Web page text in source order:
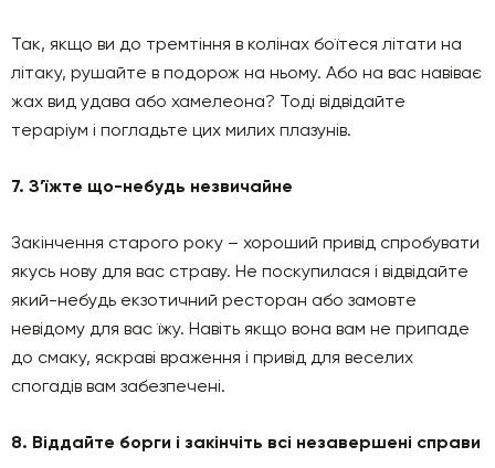
Так, якщо ви до тремтіння в колінах боїтеся літати на
літаку, рушайте в подорож на ньому. Або на вас навіває
жax вид удава або хамелеона? Тоді відвідайте
тераріум і погладьте цих милих плазунів.
7. З’їжте що-небудь незвичайне
Закінчення старого року – хороший привід спробувати
якусь нову для вас страву. Не поскупилася і відвідайте
який-небудь екзотичний ресторан або замовте
невідому для вас їжу. Навіть якщо вона вам не припаде
до смаку, яскраві враження і привід для веселих
спогадів вам забезпечені.
8. Віддайте борги і закінчіть всі незавершені справи